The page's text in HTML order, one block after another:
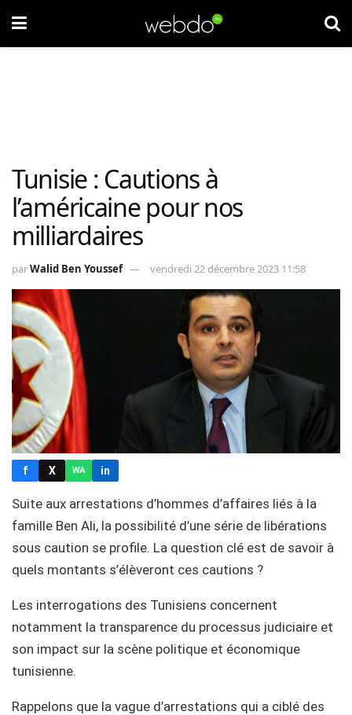
Tunisie : Cautions à
l’américaine pour nos
milliardaires
parWalid Ben Youssef vendredi 22 décembre 2023 11:58
f X WA in
Suite aux arrestations d’hommes d’affaires liés à la
famille Ben Ali, la possibilité d’une série de libérations
sous caution se profile. La question clé est de savoir à
quels montants s’élèveront ces cautions ?
Les interrogations des Tunisiens concernent
notamment la transparence du processus judiciaire et
son impact sur la scène politique et économique
tunisienne.
Rappelons que la vague d’arrestations qui a ciblé des